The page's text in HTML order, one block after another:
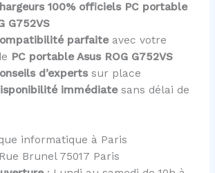
100% officiels PC portable
G752VS
parfaiteavec votre
PC portable Asus ROG G752VS
d’expertssur place
immédiatesans délai de
informatique à Paris
Brunel 75017 Paris